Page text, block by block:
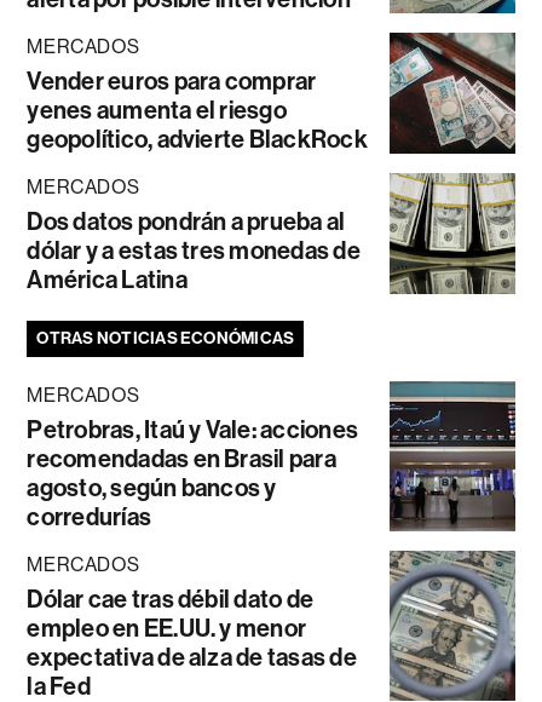
MERCADOS
Vender euros para comprar
yenes aumenta el riesgo
geopolítico, advierte BlackRock
MERCADOS
Dos datos pondrán a prueba al
dólar y a estas tres monedas de
América Latina
OTRAS NOTICIAS ECONÓMICAS
MERCADOS
Petrobras, Itaú y Vale: acciones
recomendadas en Brasil para
agosto, según bancos y
corredurías
MERCADOS
Dólar cae tras débil dato de
empleo en EE.UU. y menor
expectativa de alza de tasas de
la Fed